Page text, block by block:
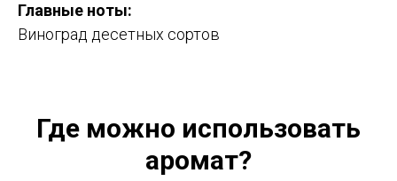
Главные ноты:
Виноград десетных сортов
Где можно использовать
аромат?